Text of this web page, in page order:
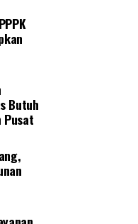
memiliki visi
Kabupaten
capaian kinerja
ke depan,” tegasnya.
sinergi yang
sehingga
dapat berjalan
yang lebih maju dan
Butuh
Pusat